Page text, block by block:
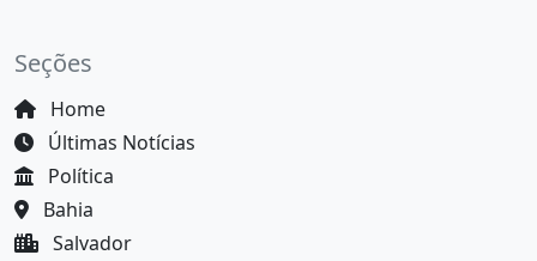
Seções
Home
Últimas Notícias
Política
Bahia
Salvador